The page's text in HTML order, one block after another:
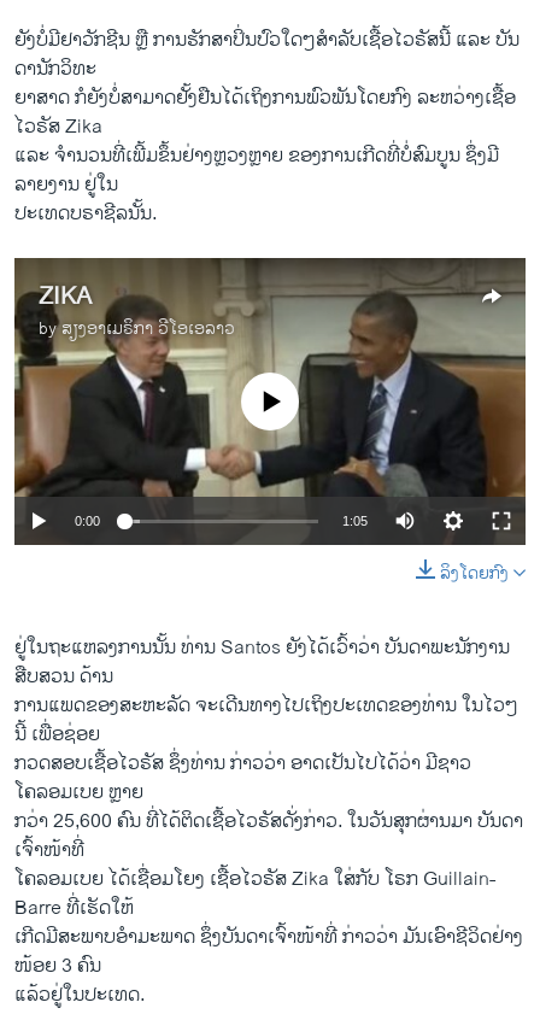
ຍັງບໍ່ມີຢາວັກຊີນ ຫຼື ການຮັກສາປິ່ນປົວໃດໆສຳລັບເຊື້ອໄວຣັສນີ້ ແລະ ບັນ
ດານັກວິທະ
ຍາສາດ ກໍຍັງບໍ່ສາມາດຢັ້ງຢືນໄດ້ເຖິງການພົວພັນໂດຍກົງ ລະຫວ່າງເຊື້ອ
ໄວຣັສ Zika
ແລະ ຈຳນວນທີ່ເພີ້ມຂຶ້ນຢ່າງຫຼວງຫຼາຍ ຂອງການເກີດທີ່ບໍ່ສົມບູນ ຊຶ່ງມີ
ລາຍງານ ຢູ່ໃນ
ປະເທດບຣາຊີລນັ້ນ.
ZIKA
byສຽງອາເມຣິກາ ວີໂອເອລາວ
No media source currently available
0:00 1:05
ລິງໂດຍກົງ
ຢູ່ໃນຖະແຫລງການນັ້ນ ທ່ານ Santos ຍັງໄດ້ເວົ້າວ່າ ບັນດາພະນັກງານ
ສືບສວນ ດ້ານ
ການແພດຂອງສະຫະລັດ ຈະເດີນທາງໄປເຖິງປະເທດຂອງທ່ານ ໃນໄວໆ
ນີ້ ເພື່ອຊ່ອຍ
ກວດສອບເຊື້ອໄວຣັສ ຊຶ່ງທ່ານ ກ່າວວ່າ ອາດເປັນໄປໄດ້ວ່າ ມີຊາວ
ໂຄລອມເບຍ ຫຼາຍ
ກວ່າ 25,600 ຄົນ ທີ່ໄດ້ຕິດເຊື້ອໄວຣັສດັ່ງກ່າວ. ໃນວັນສຸກຜ່ານມາ ບັນດາ
ເຈົ້າໜ້າທີ່
ໂຄລອມເບຍ ໄດ້ເຊື່ອມໂຍງ ເຊື້ອໄວຣັສ Zika ໃສ່ກັບ ໂຣກ Guillain-
Barre ທີ່ເຮັດໃຫ້
ເກີດມີສະພາບອຳມະພາດ ຊຶ່ງບັນດາເຈົ້າໜ້າທີ່ ກ່າວວ່າ ມັນເອົາຊີວິດຢ່າງ
ໜ້ອຍ 3 ຄົນ
ແລ້ວຢູ່ໃນປະເທດ.